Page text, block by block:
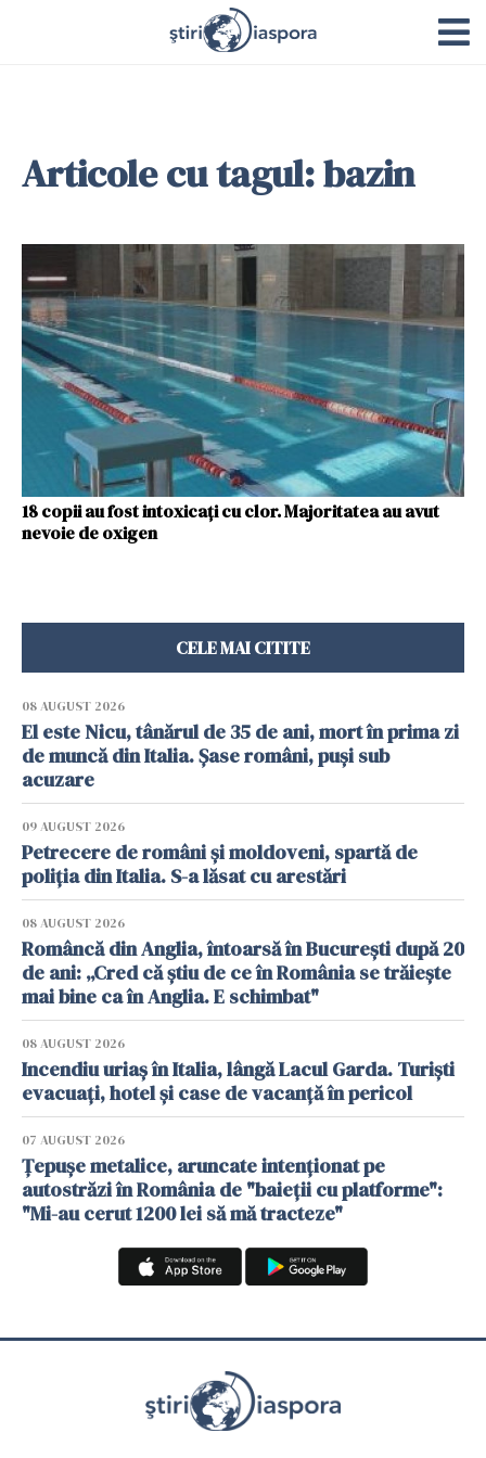
Articole cu tagul: bazin
18 copii au fost intoxicați cu clor. Majoritatea au avut
nevoie de oxigen
CELE MAI CITITE
08 AUGUST 2026
El este Nicu, tânărul de 35 de ani, mort în prima zi
de muncă din Italia. Șase români, puși sub
acuzare
09 AUGUST 2026
Petrecere de români și moldoveni, spartă de
poliția din Italia. S-a lăsat cu arestări
08 AUGUST 2026
Româncă din Anglia, întoarsă în București după 20
de ani: „Cred că știu de ce în România se trăiește
mai bine ca în Anglia. E schimbat"
08 AUGUST 2026
Incendiu uriaș în Italia, lângă Lacul Garda. Turiști
evacuați, hotel și case de vacanță în pericol
07 AUGUST 2026
Țepușe metalice, aruncate intenționat pe
autostrăzi în România de "baieții cu platforme":
"Mi-au cerut 1200 lei să mă tracteze"